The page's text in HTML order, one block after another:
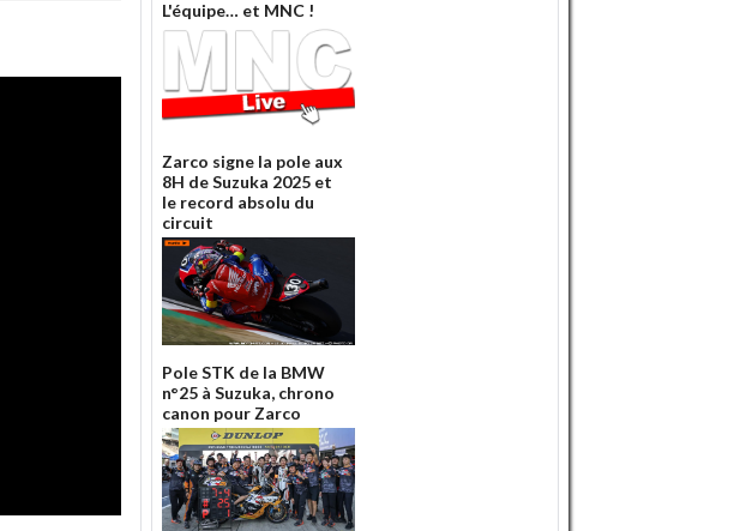
L'équipe… et MNC !
Zarco signe la pole aux
8H de Suzuka 2025 et
le record absolu du
circuit
Pole STK de la BMW
n°25 à Suzuka, chrono
canon pour Zarco